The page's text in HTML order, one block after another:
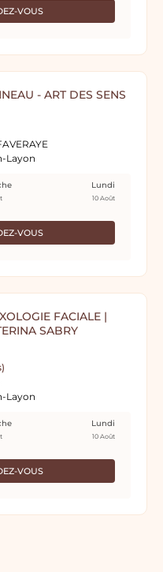
VOUS
- ART DES SENS
Layon
VOUS
Lundi
10 Août
FACIALE |
SABRY
Layon
VOUS
Lundi
10 Août